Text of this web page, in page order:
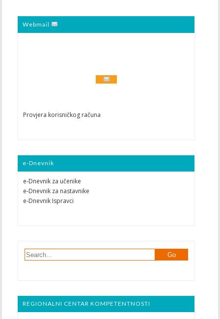
Webmail
Provjera korisničkog računa
e-Dnevnik
e-Dnevnik za učenike
e-Dnevnik za nastavnike
e-Dnevnik Ispravci
REGIONALNI CENTAR KOMPETENTNOSTI